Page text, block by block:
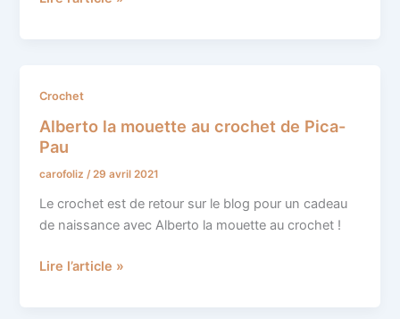
Crochet
Alberto la mouette au crochet de Pica-
Pau
carofoliz/29 avril 2021
Le crochet est de retour sur le blog pour un cadeau
de naissance avec Alberto la mouette au crochet !
Alberto
la
mouette
crochet
de
Pica-
Lire l’article »